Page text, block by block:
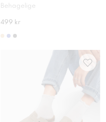
Behagelige
499 kr